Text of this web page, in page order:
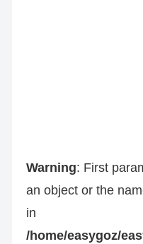
Warning: First
an object or the
in
/home/easygoz/